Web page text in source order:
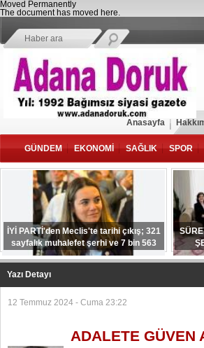
Moved Permanently
The document has moved here.
Anasayfa
GÜNDEM EKONOMİ SAĞLIK SPOR
İYİ PARTİ'den Meclis'te tarihi çıkış; 321
sayfalık muhalefet şerhi ve 7 bin 563
şehidin adı kayıtlarda
Yazı Detayı
12 Temmuz 2024 - Cuma 23:22
ADALETE GÜVEN